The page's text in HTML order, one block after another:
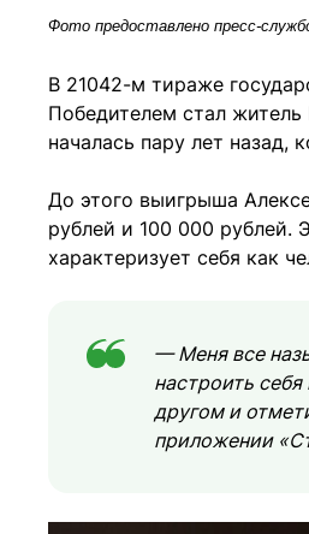
Фото предоставлено пресс-
В 21042-м тираже
Победителем стал
началась пару лет назад,
До этого выигрыша
рублей и 100 000 рублей.
характеризует себя как
— Меня все
настроить
другом и
приложении